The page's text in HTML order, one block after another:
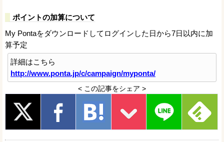
ポイントの加算について
My Pontaをダウンロードしてログインした日から7日以内に加
算予定
詳細はこちら
http://www.ponta.jp/c/campaign/myponta/
< この記事をシェア >